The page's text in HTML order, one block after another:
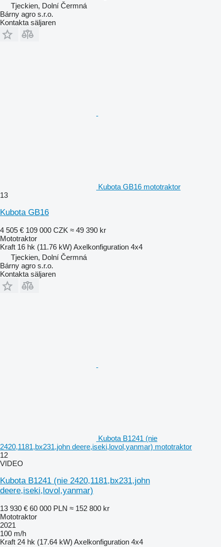
Tjeckien, Dolní Čermná
Bárny agro s.r.o.
Kontakta säljaren
Kubota GB16 mototraktor
13
Kubota GB16
4 505 € 109 000 CZK ≈ 49 390 kr
Mototraktor
Kraft 16 hk (11.76 kW) Axelkonfiguration 4x4
Tjeckien, Dolní Čermná
Bárny agro s.r.o.
Kontakta säljaren
Kubota B1241 (nie
2420,1181,bx231,john deere,iseki,lovol,yanmar) mototraktor
12
VIDEO
Kubota B1241 (nie 2420,1181,bx231,john
deere,iseki,lovol,yanmar)
13 930 € 60 000 PLN ≈ 152 800 kr
Mototraktor
2021
100 m/h
Kraft 24 hk (17.64 kW) Axelkonfiguration 4x4